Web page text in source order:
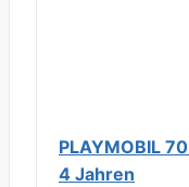
PLAYMOBIL
4 Jahren